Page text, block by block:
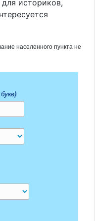
историков,
населенного пункта не